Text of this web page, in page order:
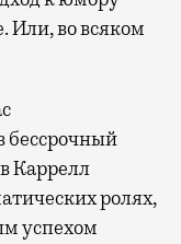
Или, во всяком
бессрочный
Каррелл
ролях,
успехом